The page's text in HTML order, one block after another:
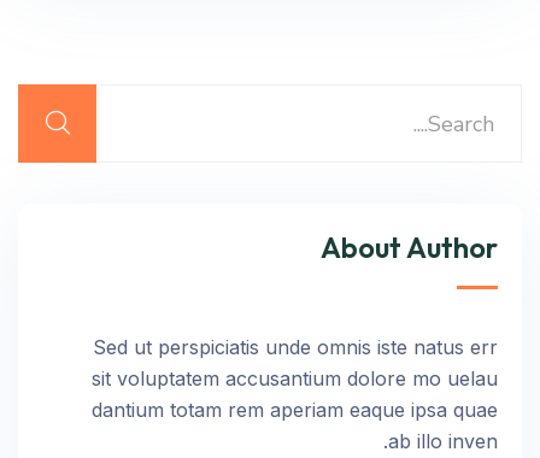
About Author
Sed ut perspiciatis unde omnis iste natus err
sit voluptatem accusantium dolore mo uelau
dantium totam rem aperiam eaque ipsa quae
ab illo inven.